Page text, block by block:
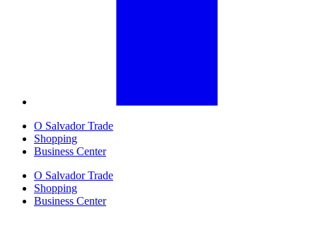
O Salvador Trade
Shopping
Business Center
O Salvador Trade
Shopping
Business Center